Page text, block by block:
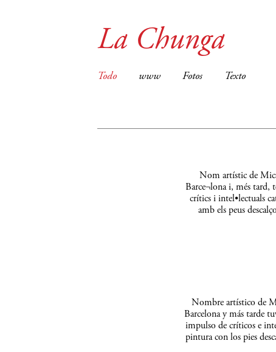
La Chunga
Todo www Fotos Texto
Nom artístic de
Barce¬lona i, més tard,
crítics i intel•lectuals
amb els peus
Nombre artístico de
Barcelona y más tarde
impulso de críticos e
pintura con los pies